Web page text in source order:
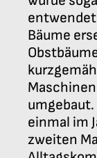
Bäume
einmal im
zweiten